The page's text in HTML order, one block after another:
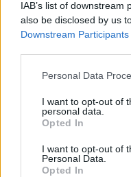
IAB’s list of
also be disclosed by us
Downstream Participants
Personal Data
I want to opt-out of
personal data.
Opted In
I want to opt-out of
Personal Data.
Opted In